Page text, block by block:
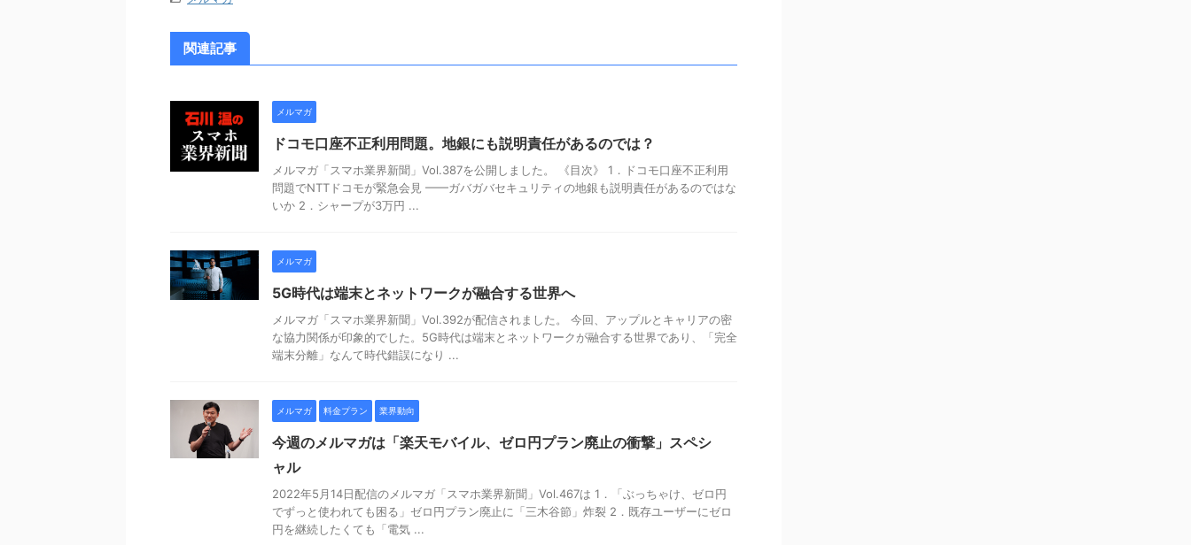
関連記事
メルマガ
ドコモ口座不正利用問題。地銀にも説明責任があるのでは？
メルマガ「スマホ業界新聞」Vol.387を公開しました。 《目次》 1．ドコモ口座不正利用
問題でNTTドコモが緊急会見 ━━ガバガバセキュリティの地銀も説明責任があるのではな
いか 2．シャープが3万円 ...
メルマガ
5G時代は端末とネットワークが融合する世界へ
メルマガ「スマホ業界新聞」Vol.392が配信されました。 今回、アップルとキャリアの密
な協力関係が印象的でした。5G時代は端末とネットワークが融合する世界であり、「完全
端末分離」なんて時代錯誤になり ...
メルマガ 料金プラン 業界動向
今週のメルマガは「楽天モバイル、ゼロ円プラン廃止の衝撃」スペシ
ャル
2022年5月14日配信のメルマガ「スマホ業界新聞」Vol.467は 1．「ぶっちゃけ、ゼロ円
でずっと使われても困る」ゼロ円プラン廃止に「三木谷節」炸裂 2．既存ユーザーにゼロ
円を継続したくても「電気 ...